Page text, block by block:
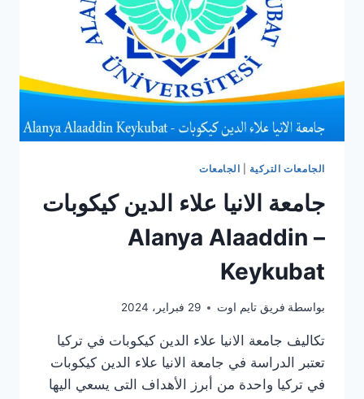
الجامعات التركية الجامعات
جامعة الانيا علاء الدين كيكوبات
– Alanya Alaaddin
Keykubat
بواسطة فريق تايم اوت 29 فبراير، 2024
تكاليف جامعة الانيا علاء الدين كيكوبات في تركيا
تعتبر الدراسة في جامعة الانيا علاء الدين كيكوبات
في تركيا واحدة من أبرز الأهداف التى يسعي اليها